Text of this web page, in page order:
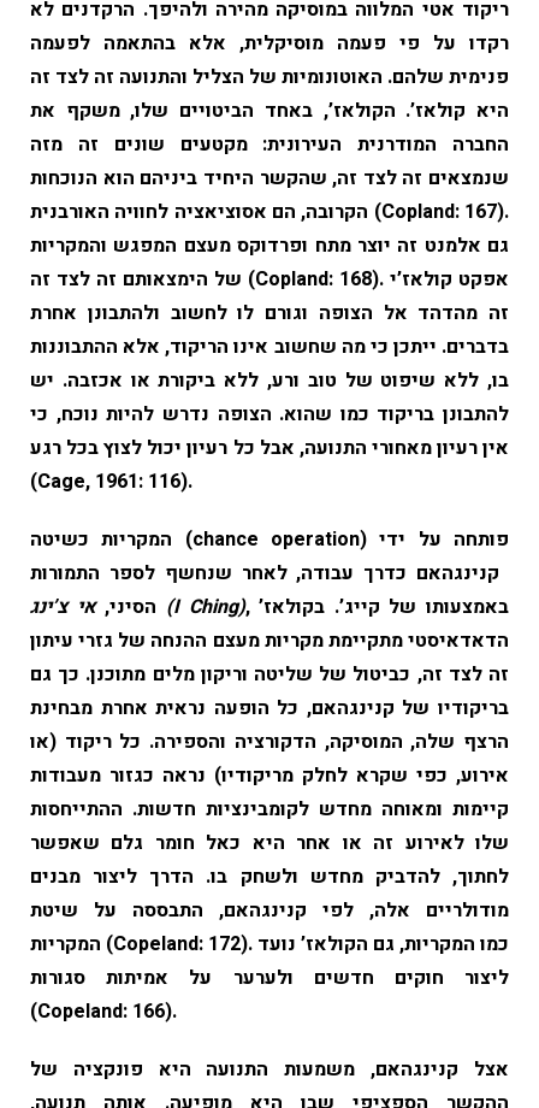
ריקוד אטי המלווה במוסיקה מהירה ולהיפך. הרקדנים לא
רקדו על פי פעמה מוסיקלית, אלא בהתאמה לפעמה
פנימית שלהם. האוטונומיות של הצליל והתנועה זה לצד זה
היא קולאז’. הקולאז’, באחד הביטויים שלו, משקף את
החברה המודרנית העירונית: מקטעים שונים זה מזה
שנמצאים זה לצד זה, שהקשר היחיד ביניהם הוא הנוכחות
הקרובה, הם אסוציאציה לחוויה האורבנית (Copland: 167).
גם אלמנט זה יוצר מתח ופרדוקס מעצם המפגש והמקריות
של הימצאותם זה לצד זה (Copland: 168). אפקט קולאז’י
זה מהדהד אל הצופה וגורם לו לחשוב ולהתבונן אחרת
בדברים. ייתכן כי מה שחשוב אינו הריקוד, אלא ההתבוננות
בו, ללא שיפוט של טוב ורע, ללא ביקורת או אכזבה. יש
להתבונן בריקוד כמו שהוא. הצופה נדרש להיות נוכח, כי
אין רעיון מאחורי התנועה, אבל כל רעיון יכול לצוץ בכל רגע
(Cage, 1961: 116).
המקריות כשיטה (chance operation) פותחה על ידי
קנינגהאם כדרך עבודה, לאחר שנחשף לספר התמורות
הסיני,אי צ’ינג (I Ching), באמצעותו של קייג’. בקולאז’
הדאדאיסטי מתקיימת מקריות מעצם ההנחה של גזרי עיתון
זה לצד זה, כביטול של שליטה וריקון מלים מתוכנן. כך גם
בריקודיו של קנינגהאם, כל הופעה נראית אחרת מבחינת
הרצף שלה, המוסיקה, הדקורציה והספירה. כל ריקוד (או
אירוע, כפי שקרא לחלק מריקודיו) נראה כגזור מעבודות
קיימות ומאוחה מחדש לקומבינציות חדשות. ההתייחסות
שלו לאירוע זה או אחר היא כאל חומר גלם שאפשר
לחתוך, להדביק מחדש ולשחק בו. הדרך ליצור מבנים
מודולריים אלה, לפי קנינגהאם, התבססה על שיטת
המקריות (Copeland: 172). כמו המקריות, גם הקולאז’ נועד
ליצור חוקים חדשים ולערער על אמיתות סגורות
(Copeland: 166).
אצל קנינגהאם, משמעות התנועה היא פונקציה של